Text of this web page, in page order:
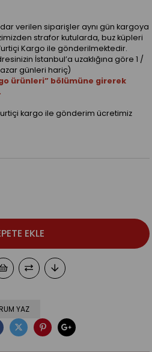
verilen siparişler aynı gün kargoya
strafor kutularda, buz küpleri
Kargo ile gönderilmektedir.
İstanbul’a uzaklığına göre 1 /
günleri hariç)
ürünleri” bölümüne girerek
kargo ile gönderim ücretimiz
YAZ